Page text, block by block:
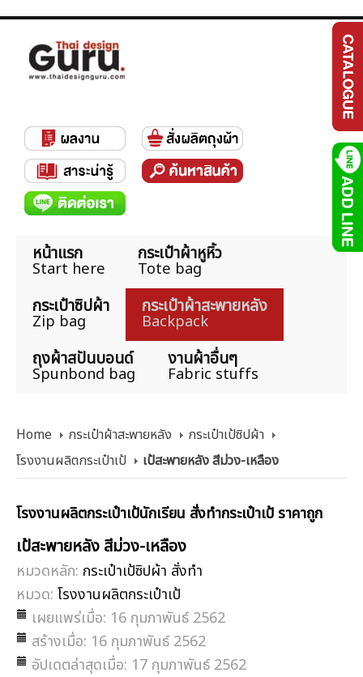
หน้าแรก
Start here
กระเป๋าผ้าหูหิ้ว
Tote bag
กระเป๋าซิปผ้า
Zip bag
กระเป๋าผ้าสะพายหลัง
Backpack
ถุงผ้าสปันบอนด์
Spunbond bag
งานผ้าอื่นๆ
Fabric stuffs
Home กระเป๋าผ้าสะพายหลัง
กระเป๋าเป้ซิปผ้า
โรงงานผลิตกระเป๋าเป้
เป้สะพายหลัง สีม่วง-เหลือง
โรงงานผลิตกระเป๋าเป้นักเรียน สั่งทํากระเป๋าเป้ ราคาถูก
เป้สะพายหลัง สีม่วง-เหลือง
หมวดหลัก: กระเป๋าเป้ซิปผ้า สั่งทำ
หมวด: โรงงานผลิตกระเป๋าเป้
เผยแพร่เมื่อ: 16 กุมภาพันธ์ 2562
สร้างเมื่อ: 16 กุมภาพันธ์ 2562
อัปเดตล่าสุดเมื่อ: 17 กุมภาพันธ์ 2562